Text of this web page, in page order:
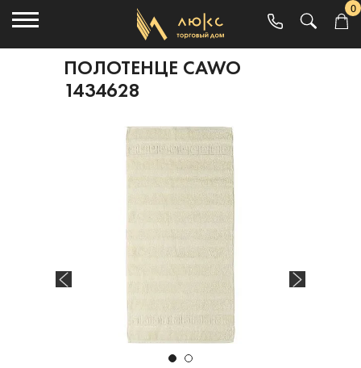
0
ПОЛОТЕНЦЕ CAWO
1434628